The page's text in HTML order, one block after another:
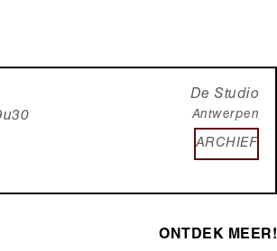
De Studio
Antwerpen
ARCHIEF
ONTDEK MEER!